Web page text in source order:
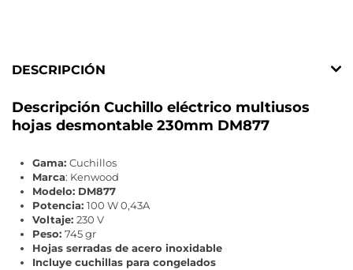
DESCRIPCIÓN
Descripción Cuchillo eléctrico multiusos
hojas desmontable 230mm DM877
Gama: Cuchillos
Marca: Kenwood
Modelo: DM877
Potencia: 100 W 0,43A
Voltaje: 230 V
Peso: 745 gr
Hojas serradas de acero inoxidable
Incluye cuchillas para congelados